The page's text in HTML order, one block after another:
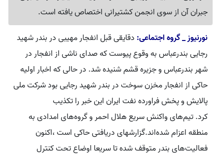
جبران آن از سوی انجمن کشتیرانی اختصاص یافته است.
نورنیوز _ گروه اجتماعی: دقایقی قبل انفجار مهیبی در بندر شهید
رجایی بندرعباس به وقوع پیوست که صدای ناشی از انفجار در
شهر بندرعباس و جزیره قشم شنیده شد. در حالی که اخبار اولیه
حاکی از انفجار مخزن سوخت در بندر شهید رجایی بود شرکت ملی
پالایش و پخش فراورده نفت ایران این خبر را تکذیب
کرد. تیم‌های واکنش سریع هلال احمر و گروه‌های امدادی به
منطقه اعزام شده‌اند.گزارشهای دریافتی حاکی است ،اکنون
فعالیت‌های بندر متوقف شده تا سریعا ا‌‌وضاع تحت کنترل